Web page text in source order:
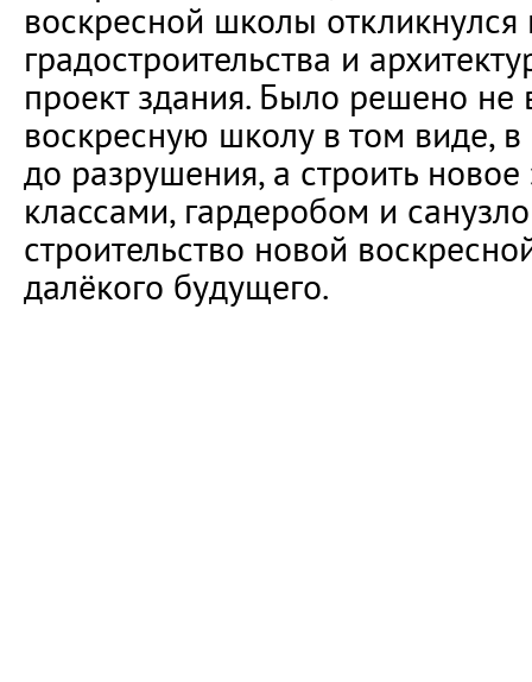
воскресной школы откликнулся
градостроительства и
проект здания. Было решено не
воскресную школу в том виде,
до разрушения, а строить
классами, гардеробом и
строительство новой
далёкого будущего.